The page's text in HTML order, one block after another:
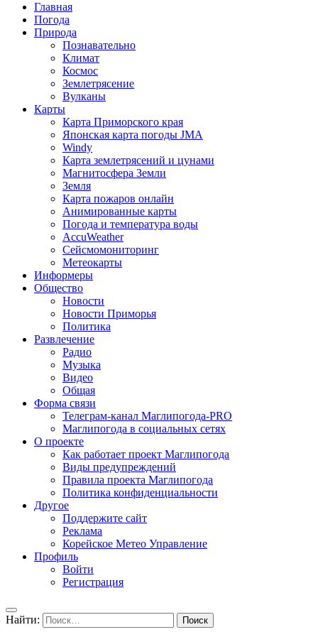
Главная
Погода
Природа
Познавательно
Климат
Космос
Землетрясение
Вулканы
Карты
Карта Приморского края
Японская карта погоды JMA
Windy
Карта землетрясений и цунами
Магнитосфера Земли
Земля
Карта пожаров онлайн
Анимированные карты
Погода и температура воды
AccuWeather
Сейсмомониторинг
Метеокарты
Информеры
Общество
Новости
Новости Приморья
Политика
Развлечение
Радио
Музыка
Видео
Общая
Форма связи
Телеграм-канал Маглипогода-PRO
Маглипогода в социальных сетях
О проекте
Как работает проект Маглипогода
Виды предупреждений
Правила проекта Маглипогода
Политика конфиденциальности
Другое
Поддержите сайт
Реклама
Корейское Метео Управление
Профиль
Войти
Регистрация
Найти: